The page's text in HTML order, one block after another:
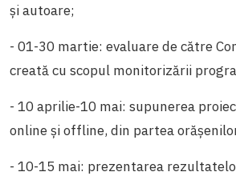
și autoare;
- 01-30 martie: evaluare de către
creată cu scopul monitorizării
- 10 aprilie-10 mai: supunerea
online și offline, din partea
- 10-15 mai: prezentarea